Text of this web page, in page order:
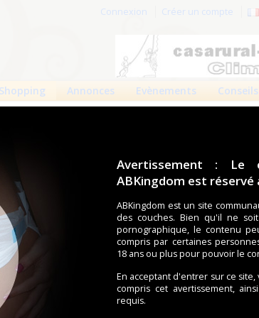
Avertissement : Le
ABKingdom est réservé
ABKingdom est un site
des couches. Bien qu'il ne
pornographique, le contenu
compris par certaines
18 ans ou plus pour pouvoir le
En acceptant d'entrer sur ce
compris cet avertissement,
requis.
Connexion Créer un compte
Shopping Annonces Evènements Conseils
Molicare, Comficare, Confiance, Depend,
les fétichistes des couches que pour
nom